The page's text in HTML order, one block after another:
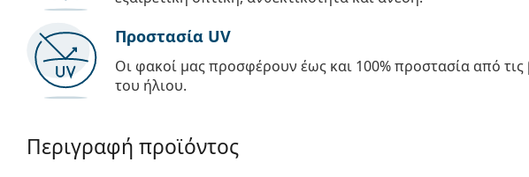
Προστασία UV
Οι φακοί μας προσφέρουν έως και 100% προστασία από τις
του ήλιου.
Περιγραφή προϊόντος